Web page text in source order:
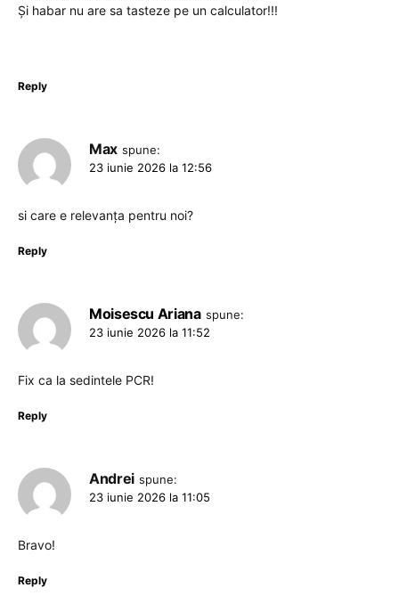
Și habar nu are sa tasteze pe un calculator!!!
Reply
Max spune:
23 iunie 2026 la 12:56
si care e relevanța pentru noi?
Reply
Moisescu Ariana spune:
23 iunie 2026 la 11:52
Fix ca la sedintele PCR!
Reply
Andrei spune:
23 iunie 2026 la 11:05
Bravo!
Reply